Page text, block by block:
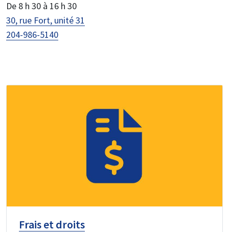
De 8 h 30 à 16 h 30
30, rue Fort, unité 31
204-986-5140
Frais et droits